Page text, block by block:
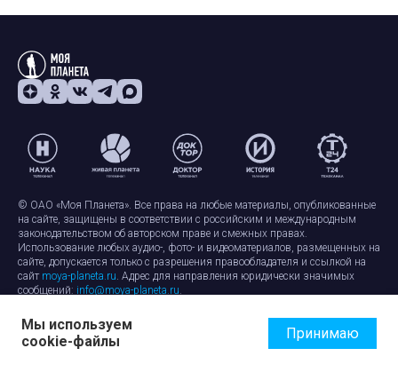
© ОАО «Моя Планета». Все права на любые материалы, опубликованные
на сайте, защищены в соответствии с российским и международным
законодательством об авторском праве и смежных правах.
Использование любых аудио-, фото- и видеоматериалов, размещенных на
сайте, допускается только с разрешения правообладателя и ссылкой на
сайт moya-planeta.ru. Адрес для направления юридически значимых
сообщений: info@moya-planeta.ru.
Правила сайтаРабота с cookie-файлами
Защита персональных данных
Обработка персональных данных
Мы используем
cookie-файлы
Принимаю